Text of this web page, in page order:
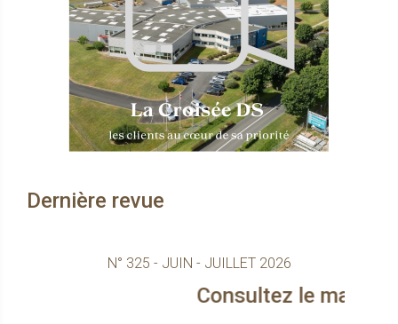
Dernière revue
N° 325 - JUIN - JUILLET 2026
Consultez le magazine